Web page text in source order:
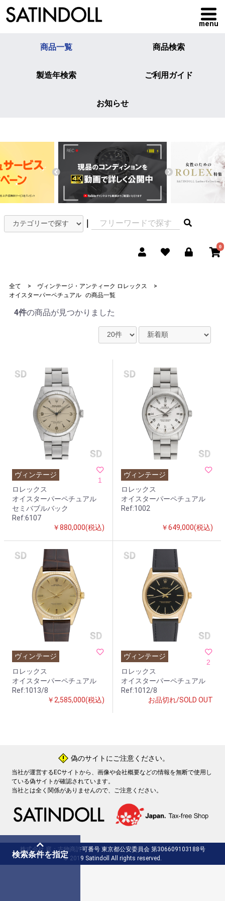
menu
商品一覧 商品検索
製造年検索 ご利用ガイド
お知らせ
｜
0
全て > ヴィンテージ・アンティーク ロレックス
>
オイスターパーペチュアル の商品一覧
4件の商品が見つかりました
ヴィンテージ
1
ロレックス
オイスターパーペチュアル
セミバブルバック
Ref:6107
￥880,000(税込)
ヴィンテージ
ロレックス
オイスターパーペチュアル
Ref:1002
￥649,000(税込)
ヴィンテージ
ロレックス
オイスターパーペチュアル
Ref:1013/8
￥2,585,000(税込)
ヴィンテージ
2
ロレックス
オイスターパーペチュアル
Ref:1012/8
お品切れ/SOLD OUT
お買い物を続ける カートへ進む
検索条件を指定
! 偽のサイトにご注意ください。
当社が運営するECサイトから、画像や会社概要などの情報を無断で使用し
ている偽サイトが確認されています。
当社とは全く関係がありませんので、ご注意ください。
株式会社 庭：古物商許可番号 東京都公安委員会 第306609103188号
© 2019 Satindoll All rights reserved.